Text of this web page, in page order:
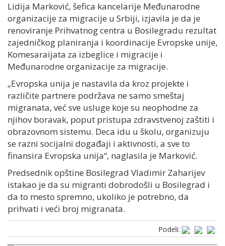
Lidija Marković, šefica kancelarije Međunarodne
organizacije za migracije u Srbiji, izjavila je da je
renoviranje Prihvatnog centra u Bosilegradu rezultat
zajedničkog planiranja i koordinacije Evropske unije,
Komesaraijata za izbeglice i migracije i
Međunarodne organizacije za migracije.
„Evropska unija je nastavila da kroz projekte i
različite partnere podržava ne samo smeštaj
migranata, već sve usluge koje su neophodne za
njihov boravak, poput pristupa zdravstvenoj zaštiti i
obrazovnom sistemu. Deca idu u školu, organizuju
se razni socijalni događaji i aktivnosti, a sve to
finansira Evropska unija“, naglasila je Marković.
Predsednik opštine Bosilegrad Vladimir Zaharijev
istakao je da su migranti dobrodošli u Bosilegrad i
da to mesto spremno, ukoliko je potrebno, da
prihvati i veći broj migranata.
Podeli: